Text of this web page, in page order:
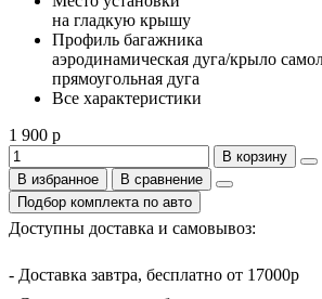
на гладкую крышу
Профиль багажника
аэродинамическая дуга/крыло
прямоугольная дуга
Все характеристики
1 900 р
В корзину
В избранное
В сравнение
Подбор комплекта по авто
Доступны доставка и самовывоз:
- Доставка завтра, бесплатно от 17000р